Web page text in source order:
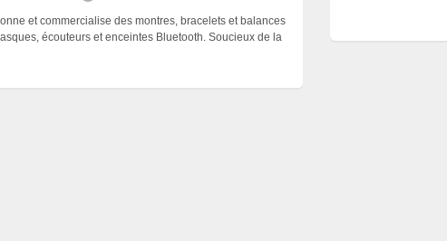
et commercialise des montres, bracelets et balances
écouteurs et enceintes Bluetooth. Soucieux de la